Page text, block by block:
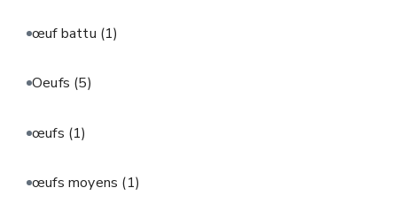
œuf battu (1)
Oeufs (5)
œufs (1)
œufs moyens (1)